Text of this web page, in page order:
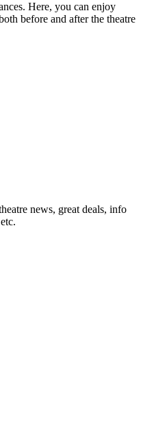
Here, you can enjoy
before and after the theatre
news, great deals, info